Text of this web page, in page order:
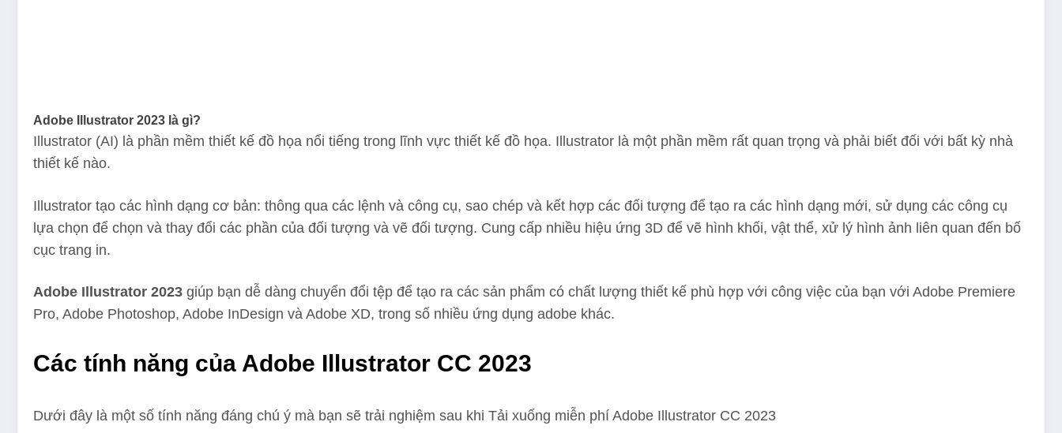
Adobe Illustrator 2023 là gì?
Illustrator (AI) là phần mềm thiết kế đồ họa nổi tiếng trong lĩnh vực thiết kế đồ họa. Illustrator là một phần mềm rất quan trọng và phải biết đối với bất kỳ nhà
thiết kế nào.
Illustrator tạo các hình dạng cơ bản: thông qua các lệnh và công cụ, sao chép và kết hợp các đối tượng để tạo ra các hình dạng mới, sử dụng các công cụ
lựa chọn để chọn và thay đổi các phần của đối tượng và vẽ đối tượng. Cung cấp nhiều hiệu ứng 3D để vẽ hình khối, vật thể, xử lý hình ảnh liên quan đến bố
cục trang in.
Adobe Illustrator 2023 giúp bạn dễ dàng chuyển đổi tệp để tạo ra các sản phẩm có chất lượng thiết kế phù hợp với công việc của bạn với Adobe Premiere
Pro, Adobe Photoshop, Adobe InDesign và Adobe XD, trong số nhiều ứng dụng adobe khác.
Các tính năng của Adobe Illustrator CC 2023
Dưới đây là một số tính năng đáng chú ý mà bạn sẽ trải nghiệm sau khi Tải xuống miễn phí Adobe Illustrator CC 2023